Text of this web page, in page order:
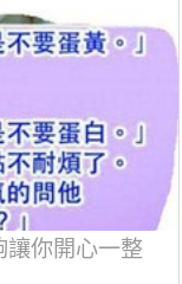
讓你開心一整